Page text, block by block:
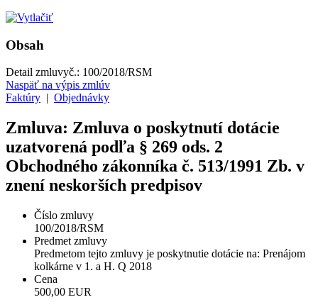
Obsah
Detail zmluvyč.: 100/2018/RSM
Naspäť na výpis zmlúv
Faktúry | Objednávky
Zmluva: Zmluva o poskytnutí dotácie
uzatvorená podľa § 269 ods. 2
Obchodného zákonníka č. 513/1991 Zb. v
znení neskorších predpisov
Číslo zmluvy
100/2018/RSM
Predmet zmluvy
Predmetom tejto zmluvy je poskytnutie dotácie na: Prenájom
kolkárne v 1. a H. Q 2018
Cena
500,00 EUR